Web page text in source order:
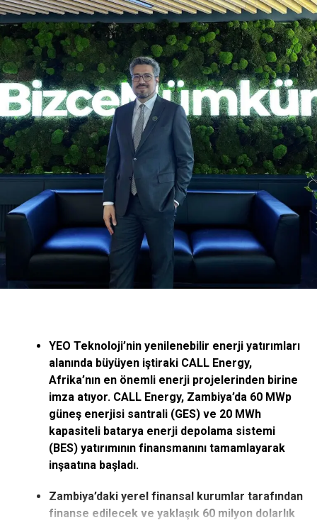
YEO Teknoloji’nin yenilenebilir enerji yatırımları
alanında büyüyen iştiraki CALL Energy,
Afrika’nın en önemli enerji projelerinden birine
imza atıyor. CALL Energy, Zambiya’da 60 MWp
güneş enerjisi santrali (GES) ve 20 MWh
kapasiteli batarya enerji depolama sistemi
(BES) yatırımının finansmanını tamamlayarak
inşaatına başladı.
Zambiya’daki yerel finansal kurumlar tarafından
finanse edilecek ve yaklaşık 60 milyon dolarlık